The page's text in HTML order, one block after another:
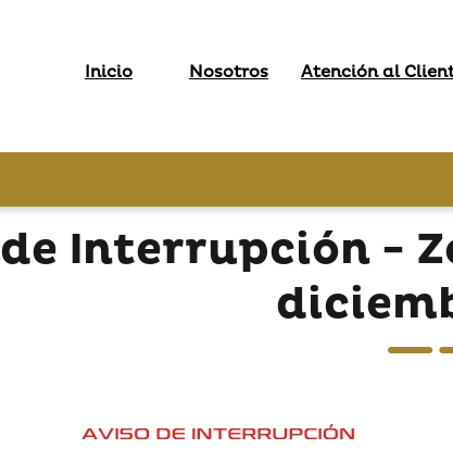
Inicio Nosotros Atención al
Interrupción -